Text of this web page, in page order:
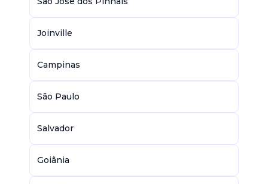
Joinville
Campinas
São Paulo
Salvador
Goiânia